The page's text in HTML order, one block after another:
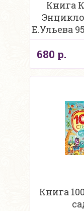
Книга
Е.Ульева
680 р.
Книга